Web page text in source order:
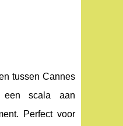
tussen Cannes
een scala aan
Perfect voor